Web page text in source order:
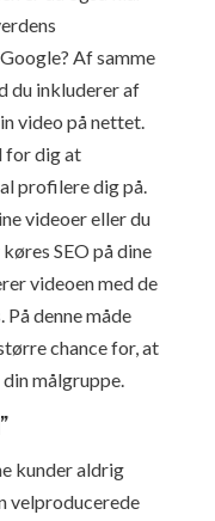
Af samme
du inkluderer af
video på nettet.
for dig at
profilere dig på.
videoer eller du
SEO på dine
videoen med de
denne måde
chance for, at
målgruppe.
kunder aldrig
velproducerede